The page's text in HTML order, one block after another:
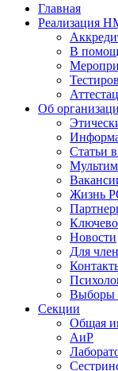
Главная
Реализация
В
Об
Статьи
Жизнь
Новости
Для
Выборы
Секции
Общая
АиР